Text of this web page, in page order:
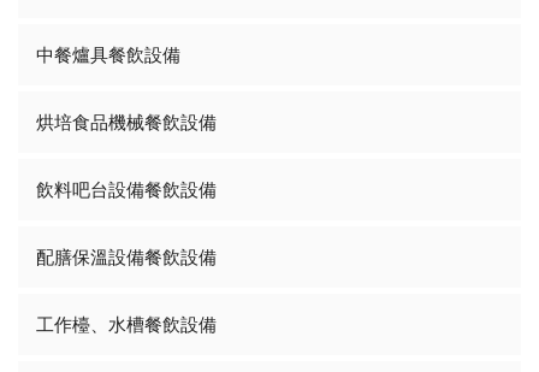
中餐爐具餐飲設備
烘培食品機械餐飲設備
飲料吧台設備餐飲設備
配膳保溫設備餐飲設備
工作檯、水槽餐飲設備